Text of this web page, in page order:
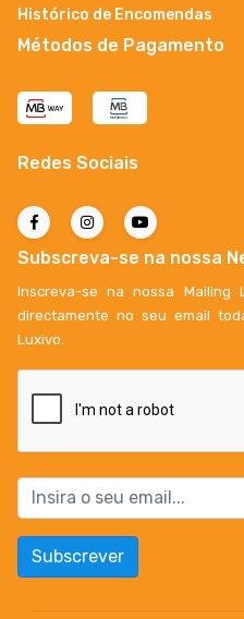
Histórico de Encomendas
Métodos de Pagamento
Redes Sociais
Subscreva-se na nossa
Inscreva-se na nossa
directamente no seu email
Luxivo.
Subscrever